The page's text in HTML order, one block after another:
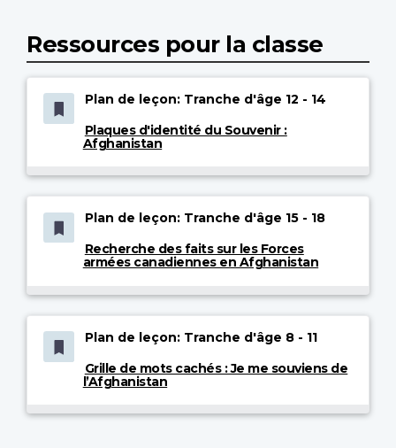
Ressources pour la classe
Plan de leçon: Tranche d'âge 12 - 14
Plaques d'identité du Souvenir :
Afghanistan
Plan de leçon: Tranche d'âge 15 - 18
Recherche des faits sur les Forces
armées canadiennes en Afghanistan
Plan de leçon: Tranche d'âge 8 - 11
Grille de mots cachés : Je me souviens de
l’Afghanistan